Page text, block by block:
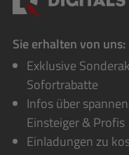
Sie erhalten von uns:
Exklusive
Sofortrabatte
Infos über
Einsteiger & Profis
Einladungen zu